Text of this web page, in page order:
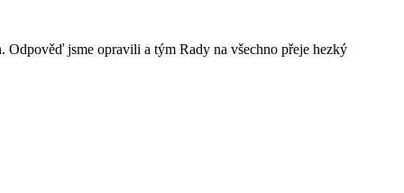
Odpověď jsme opravili a tým Rady na všechno přeje hezký